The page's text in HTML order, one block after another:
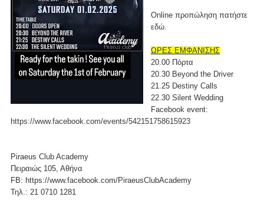
Online προπώληση πατήστε
εδώ.
ΩΡΕΣ ΕΜΦΑΝΙΣΗΣ
20.00 Πόρτα
20.30 Beyond the Driver
21.25 Destiny Calls
22.30 Silent Wedding
Facebook event:
https://www.facebook.com/events/542151758615923
Piraeus Club Academy
Πειραιώς 105, Αθήνα
FB: https://www.facebook.com/PiraeusClubAcademy
Τηλ.: 21 0710 1281